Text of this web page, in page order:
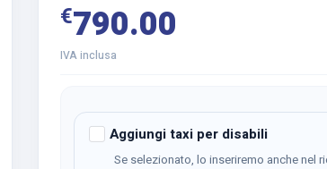
€790.00
IVA inclusa
Aggiungi taxi per disabili
Se selezionato, lo inseriremo anche nel